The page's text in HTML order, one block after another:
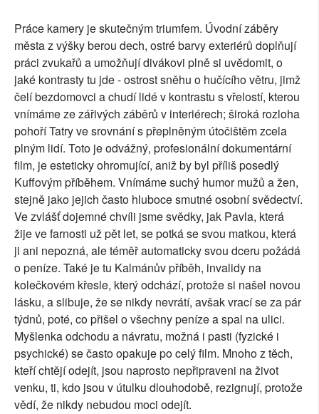
Práce kamery je skutečným triumfem. Úvodní záběry
města z výšky berou dech, ostré barvy exteriérů doplňují
práci zvukařů a umožňují divákovi plně si uvědomit, o
jaké kontrasty tu jde - ostrost sněhu o hučícího větru, jimž
čelí bezdomovci a chudí lidé v kontrastu s vřelostí, kterou
vnímáme ze zářivých záběrů v interiérech; široká rozloha
pohoří Tatry ve srovnání s přeplněným útočištěm zcela
plným lidí. Toto je odvážný, profesionální dokumentární
film, je esteticky ohromující, aniž by byl příliš posedlý
Kuffovým příběhem. Vnímáme suchý humor mužů a žen,
stejně jako jejich často hluboce smutné osobní svědectví.
Ve zvlášť dojemné chvíli jsme svědky, jak Pavla, která
žije ve farnosti už pět let, se potká se svou matkou, která
ji ani nepozná, ale téměř automaticky svou dceru požádá
o peníze. Také je tu Kalmánův příběh, invalidy na
kolečkovém křesle, který odchází, protože si našel novou
lásku, a slibuje, že se nikdy nevrátí, avšak vrací se za pár
týdnů, poté, co přišel o všechny peníze a spal na ulici.
Myšlenka odchodu a návratu, možná i pasti (fyzické i
psychické) se často opakuje po celý film. Mnoho z těch,
kteří chtějí odejít, jsou naprosto nepřipraveni na život
venku, ti, kdo jsou v útulku dlouhodobě, rezignují, protože
vědí, že nikdy nebudou moci odejít.